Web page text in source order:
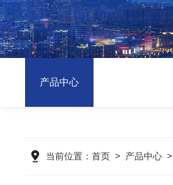
产品中心
当前位置： 首页> 产品中心>